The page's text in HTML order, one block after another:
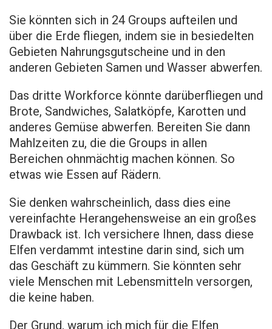
Sie könnten sich in 24 Groups aufteilen und
über die Erde fliegen, indem sie in besiedelten
Gebieten Nahrungsgutscheine und in den
anderen Gebieten Samen und Wasser abwerfen.
Das dritte Workforce könnte darüberfliegen und
Brote, Sandwiches, Salatköpfe, Karotten und
anderes Gemüse abwerfen. Bereiten Sie dann
Mahlzeiten zu, die die Groups in allen
Bereichen ohnmächtig machen können. So
etwas wie Essen auf Rädern.
Sie denken wahrscheinlich, dass dies eine
vereinfachte Herangehensweise an ein großes
Drawback ist. Ich versichere Ihnen, dass diese
Elfen verdammt intestine darin sind, sich um
das Geschäft zu kümmern. Sie könnten sehr
viele Menschen mit Lebensmitteln versorgen,
die keine haben.
Der Grund, warum ich mich für die Elfen